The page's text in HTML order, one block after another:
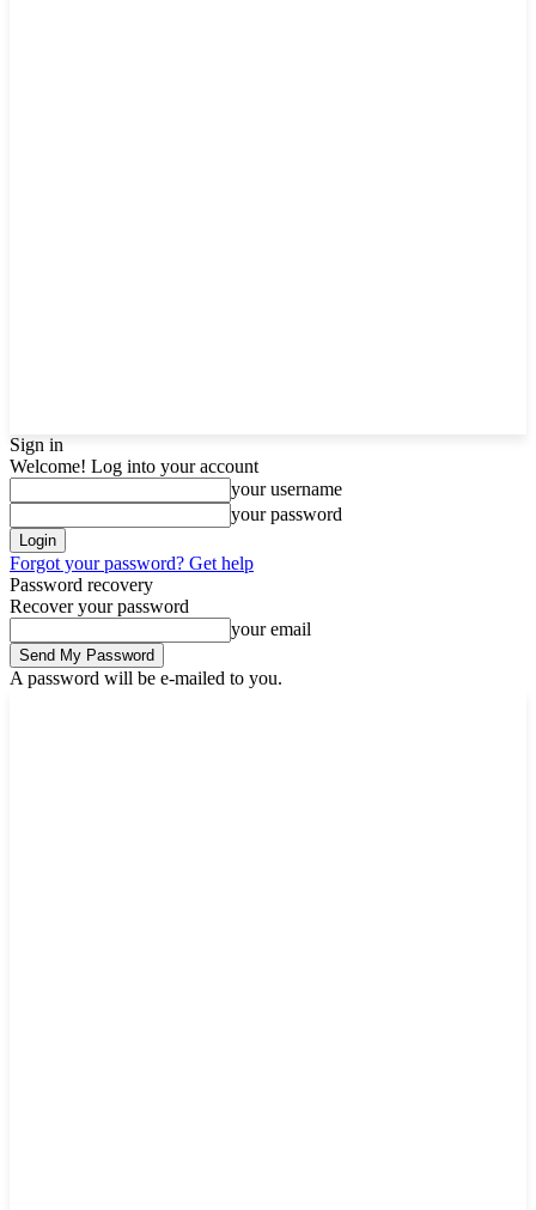
Sign in
Welcome! Log into your account
your username
your password
Forgot your password? Get help
Password recovery
Recover your password
your email
A password will be e-mailed to you.